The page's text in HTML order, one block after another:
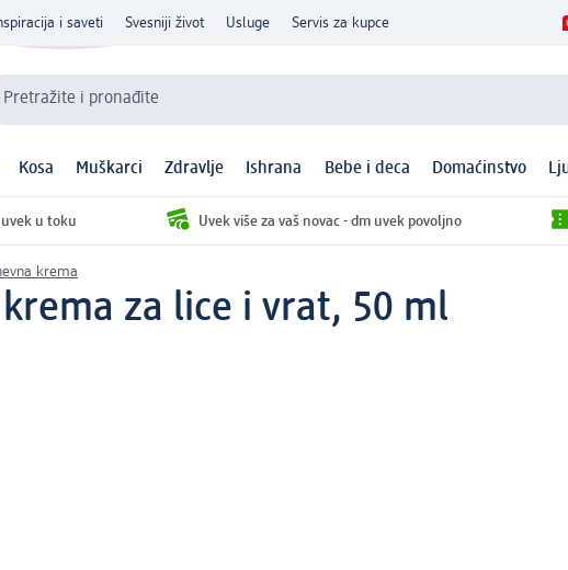
i saveti Svesniji život Usluge Servis za kupce
Pretražite i pronađite
Kosa Muškarci Zdravlje Ishrana Bebe i deca Domaćinstvo
u toku Uvek više za vaš novac - dm uvek povoljno
krema
za lice i vrat, 50 ml